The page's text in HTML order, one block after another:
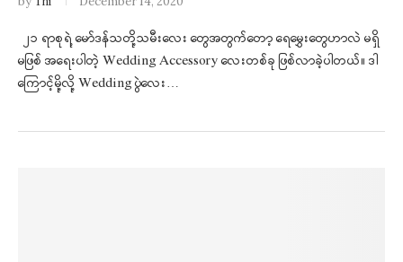
၂၁ ရာစုရဲ့ မော်ဒန်သတို့သမီးလေး တွေအတွက်တော့ ရေမွှေးတွေဟာလဲ မရှိ
မဖြစ် အရေးပါတဲ့ Wedding Accessory လေးတစ်ခု ဖြစ်လာခဲ့ပါတယ်။ ဒါ
ကြောင့်မို့လို့ Wedding ပွဲလေး…